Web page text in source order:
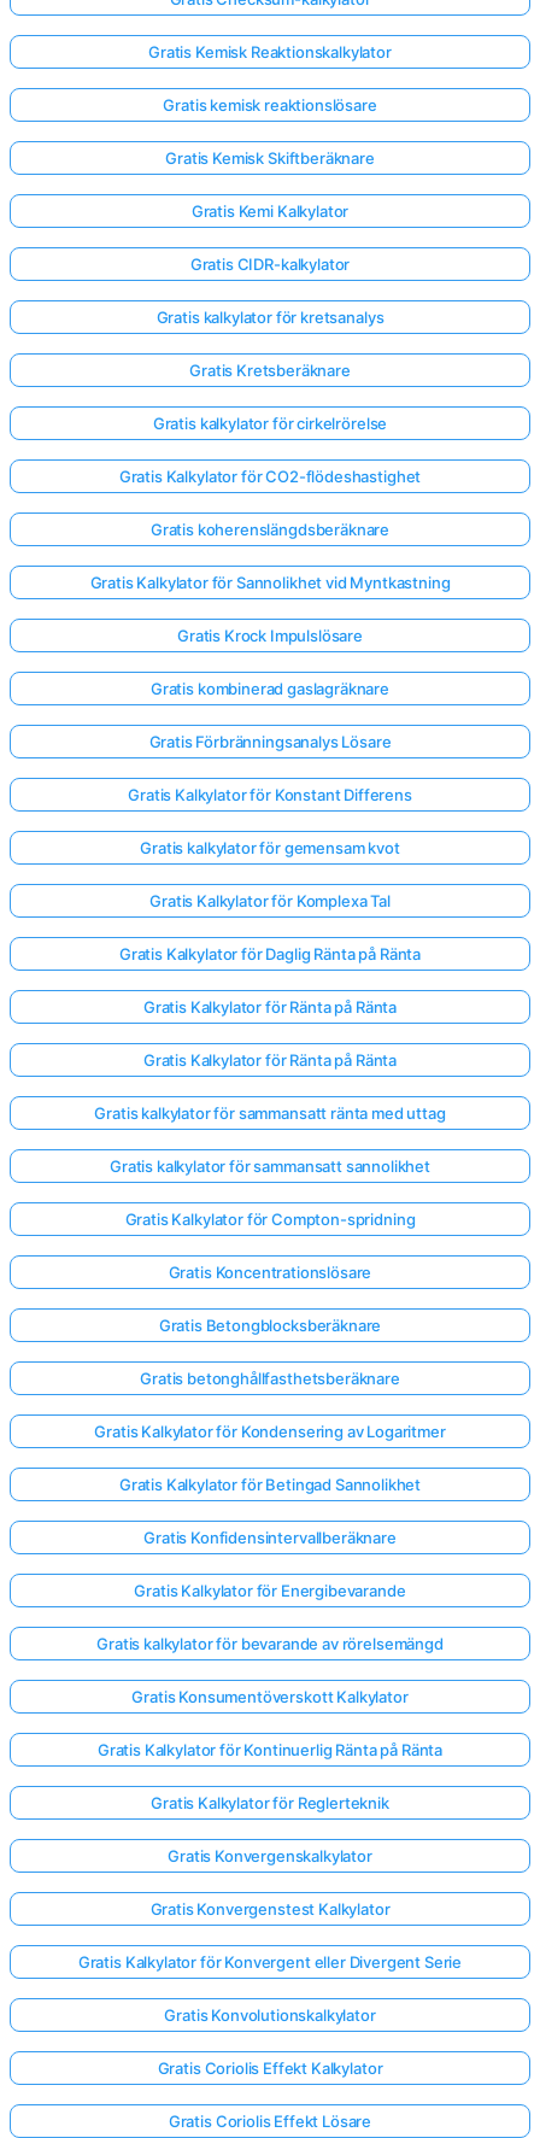
Gratis Kemisk Reaktionskalkylator
Gratis kemisk reaktionslösare
Gratis Kemisk Skiftberäknare
Gratis Kemi Kalkylator
Gratis CIDR-kalkylator
Gratis kalkylator för kretsanalys
Gratis Kretsberäknare
Gratis kalkylator för cirkelrörelse
Gratis Kalkylator för CO2-flödeshastighet
Gratis koherenslängdsberäknare
Gratis Kalkylator för Sannolikhet vid Myntkastning
Gratis Krock Impulslösare
Gratis kombinerad gaslagräknare
Gratis Förbränningsanalys Lösare
Gratis Kalkylator för Konstant Differens
Gratis kalkylator för gemensam kvot
Gratis Kalkylator för Komplexa Tal
Gratis Kalkylator för Daglig Ränta på Ränta
Gratis Kalkylator för Ränta på Ränta
Gratis Kalkylator för Ränta på Ränta
Gratis kalkylator för sammansatt ränta med uttag
Gratis kalkylator för sammansatt sannolikhet
Gratis Kalkylator för Compton-spridning
Gratis Koncentrationslösare
Gratis Betongblocksberäknare
Gratis betonghållfasthetsberäknare
Gratis Kalkylator för Kondensering av Logaritmer
Gratis Kalkylator för Betingad Sannolikhet
Gratis Konfidensintervallberäknare
Gratis Kalkylator för Energibevarande
Gratis kalkylator för bevarande av rörelsemängd
Gratis Konsumentöverskott Kalkylator
Gratis Kalkylator för Kontinuerlig Ränta på Ränta
Gratis Kalkylator för Reglerteknik
Gratis Konvergenskalkylator
Gratis Konvergenstest Kalkylator
Gratis Kalkylator för Konvergent eller Divergent Serie
Gratis Konvolutionskalkylator
Gratis Coriolis Effekt Kalkylator
Gratis Coriolis Effekt Lösare